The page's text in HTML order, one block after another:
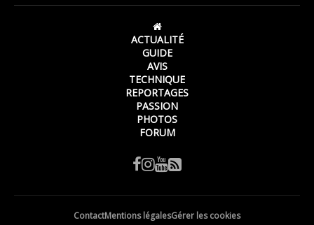
ACTUALITÉ
GUIDE
AVIS
TECHNIQUE
REPORTAGES
PASSION
PHOTOS
FORUM
ContactMentions légalesGérer les cookies